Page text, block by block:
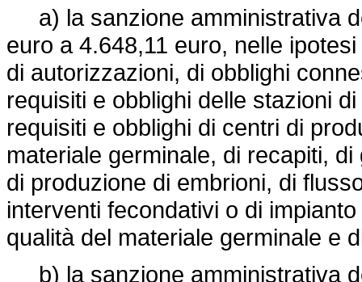
a) la sanzione amministrativa
euro a 4.648,11 euro, nelle
di autorizzazioni, di obblighi
requisiti e obblighi delle stazioni
requisiti e obblighi di centri di
materiale germinale, di recapiti,
di produzione di embrioni, di
interventi fecondativi o di
qualità del materiale germinale e
b) la sanzione amministrativa